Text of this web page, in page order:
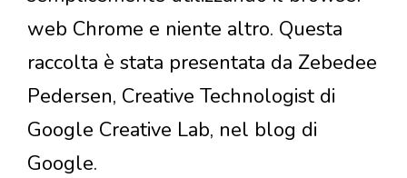
web Chrome e niente altro. Questa
raccolta è stata presentata da Zebedee
Pedersen, Creative Technologist di
Google Creative Lab, nel blog di
Google.